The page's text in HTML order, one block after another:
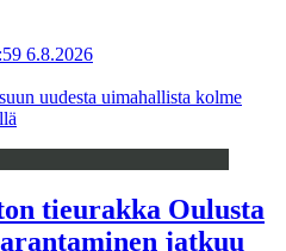
6.8.2026
uudesta uimahallista kolme
tieurakka Oulusta
jatkuu